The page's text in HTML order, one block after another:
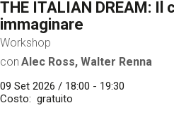
THE ITALIAN DREAM: Il
immaginare
Workshop
con Alec Ross, Walter Renna
09 Set 2026 / 18:00 - 19:30
Costo
gratuito